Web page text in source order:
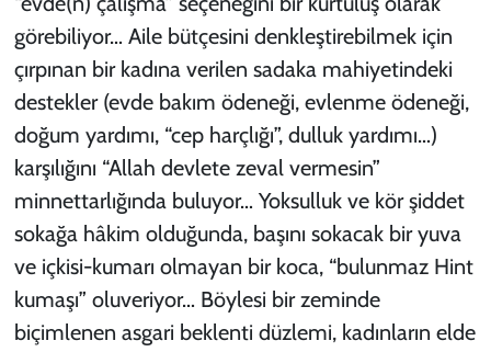
görebiliyor… Aile bütçesini denkleştirebilmek için
çırpınan bir kadına verilen sadaka mahiyetindeki
destekler (evde bakım ödeneği, evlenme ödeneği,
doğum yardımı, “cep harçlığı”, dulluk yardımı…)
karşılığını “Allah devlete zeval vermesin”
minnettarlığında buluyor… Yoksulluk ve kör şiddet
sokağa hâkim olduğunda, başını sokacak bir yuva
ve içkisi-kumarı olmayan bir koca, “bulunmaz Hint
kumaşı” oluveriyor… Böylesi bir zeminde
biçimlenen asgari beklenti düzlemi, kadınların elde